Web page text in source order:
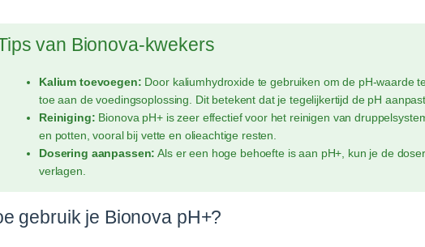
van Bionova-kwekers
Kalium toevoegen: Door kaliumhydroxide te gebruiken om de pH-waarde
toe aan de voedingsoplossing. Dit betekent dat je tegelijkertijd de pH
Reiniging: Bionova pH+ is zeer effectief voor het reinigen van
en potten, vooral bij vette en olieachtige resten.
Dosering aanpassen: Als er een hoge behoefte is aan pH+, kun je de
verlagen.
gebruik je Bionova pH+?